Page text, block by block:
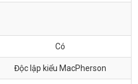
Có
Độc lập kiểu MacPherson